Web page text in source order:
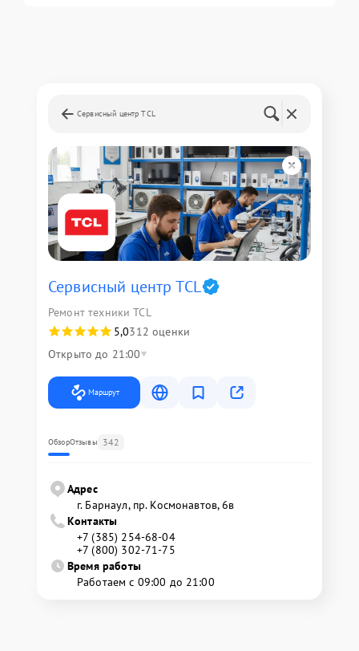
Сервисный центр TCL
Сервисный центр TCL
Ремонт техники TCL
5,0312 оценки
Открыто до 21:00
Маршрут
ОбзорОтзывы 342
Адрес
г. Барнаул, ​пр. Космонавтов, 6в
Контакты
+7 (385) 254-68-04
+7 (800) 302-71-75
Время работы
Работаем с 09:00 до 21:00